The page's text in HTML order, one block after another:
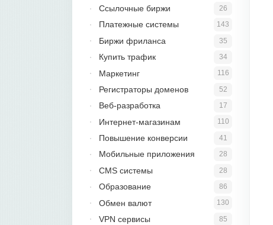
26
Ссылочные биржи
143
Платежные системы
35
Биржи фриланса
34
Купить трафик
116
Маркетинг
52
Регистраторы доменов
17
Веб-разработка
110
Интернет-магазинам
41
Повышение конверсии
28
Мобильные приложения
28
CMS системы
86
Образование
130
Обмен валют
85
VPN сервисы